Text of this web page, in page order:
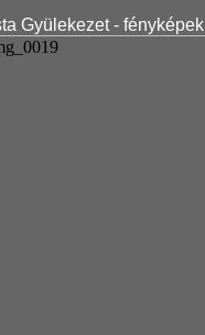
Gyülekezet - fényképek